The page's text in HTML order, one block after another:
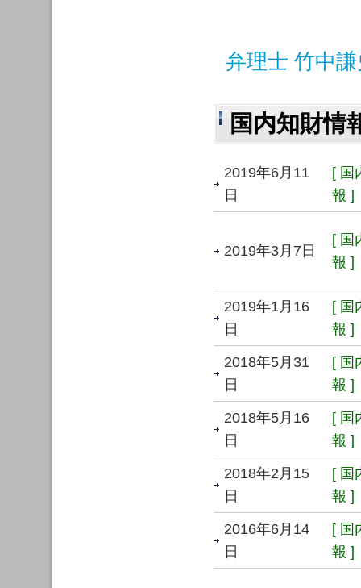
弁理士 竹中
国内知財情
2019年6月11
日
[ 国
報 ]
2019年3月7日
[ 国
報 ]
2019年1月16
日
[ 国
報 ]
2018年5月31
日
[ 国
報 ]
2018年5月16
日
[ 国
報 ]
2018年2月15
日
[ 国
報 ]
2016年6月14
日
[ 国
報 ]